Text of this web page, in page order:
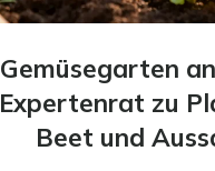
Gemüsegarten
Expertenrat zu
Beet und